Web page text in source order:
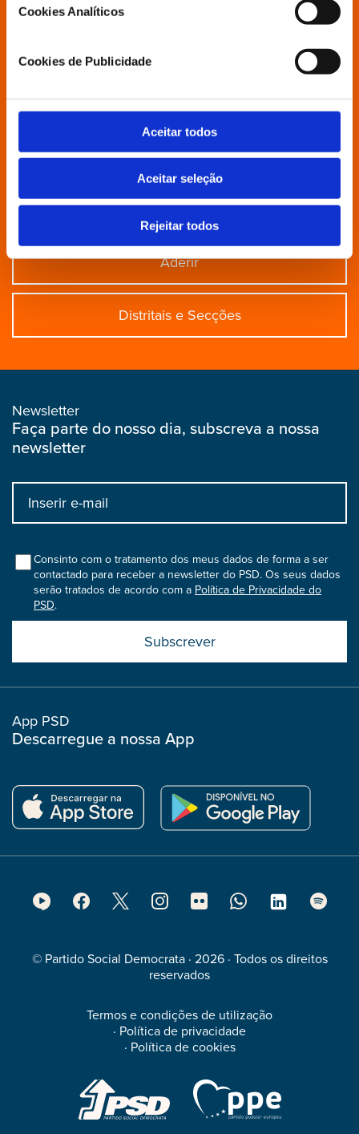
Cookies Analíticos
Cookies de Publicidade
Aceitar todos
Aceitar seleção
Rejeitar todos
Grupo Parlamentar
Povo Livre
Contactos
Aderir
Distritais e Secções
Newsletter
Faça parte do nosso dia, subscreva a nossa
newsletter
Input
bootstrap
colConsinto com o tratamento dos meus dados de forma a ser
contactado para receber a newsletter do PSD. Os seus dados
serão tratados de acordo com a Política de Privacidade do
PSD.
boostrap
col
App PSD
Descarregue a nossa App
© Partido Social Democrata · 2026 · Todos os direitos
reservados
Termos e condições de utilização
· Política de privacidade
· Política de cookies
Footer
Media